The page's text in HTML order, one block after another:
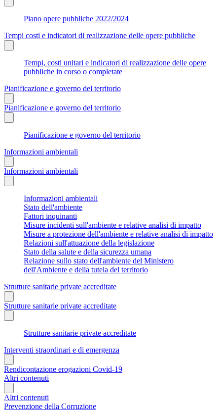
Piano opere pubbliche 2022/2024
Tempi costi e indicatori di realizzazione delle opere pubbliche
Tempi, costi unitari e indicatori di realizzazione delle opere
pubbliche in corso o completate
Pianificazione e governo del territorio
Pianificazione e governo del territorio
Pianificazione e governo del territorio
Informazioni ambientali
Informazioni ambientali
Informazioni ambientali
Stato dell'ambiente
Fattori inquinanti
Misure incidenti sull'ambiente e relative analisi di impatto
Misure a protezione dell'ambiente e relative analisi di impatto
Relazioni sull'attuazione della legislazione
Stato della salute e della sicurezza umana
Relazione sullo stato dell'ambiente del Ministero
dell'Ambiente e della tutela del territorio
Strutture sanitarie private accreditate
Strutture sanitarie private accreditate
Strutture sanitarie private accreditate
Interventi straordinari e di emergenza
Rendicontazione erogazioni Covid-19
Altri contenuti
Altri contenuti
Prevenzione della Corruzione